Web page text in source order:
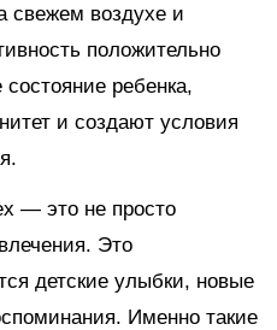
свежем воздухе и
положительно
ребенка,
и создают условия
— это не просто
Это
детские улыбки, новые
Именно такие